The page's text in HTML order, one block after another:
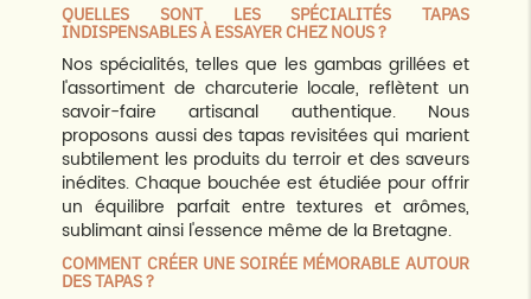
QUELLES SONT LES SPÉCIALITÉS TAPAS
INDISPENSABLES À ESSAYER CHEZ NOUS ?
Nos spécialités, telles que les gambas grillées et
l'assortiment de charcuterie locale, reflètent un
savoir-faire artisanal authentique. Nous
proposons aussi des tapas revisitées qui marient
subtilement les produits du terroir et des saveurs
inédites. Chaque bouchée est étudiée pour offrir
un équilibre parfait entre textures et arômes,
sublimant ainsi l'essence même de la Bretagne.
COMMENT CRÉER UNE SOIRÉE MÉMORABLE AUTOUR
DES TAPAS ?